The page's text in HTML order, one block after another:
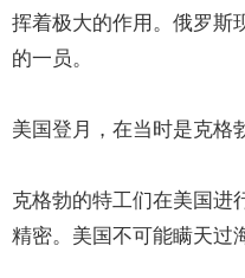
挥着极大的作用。俄罗斯
的一员。
美国登月，在当时是克格
克格勃的特工们在美国进
精密。美国不可能瞒天过